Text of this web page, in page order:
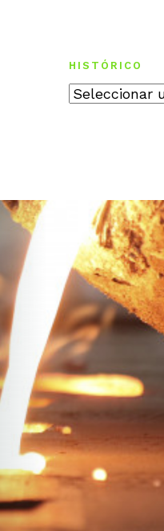
HISTÓRICO
Histórico